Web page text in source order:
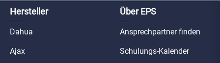
Hersteller
Dahua
Ajax
Über EPS
Ansprechpartner finden
Schulungs-Kalender